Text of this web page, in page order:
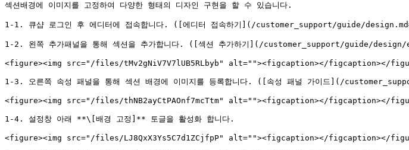
섹션배경에 이미지를 고정하여 다양한 형태의 디자인 구현을 할 수 있습니다.
1-1. 큐샵 로그인 후 에디터에 접속합니다. ([에디터 접속하기](/customer_support/guide/
1-2. 왼쪽 추가패널을 통해 섹션을 추가합니다. ([섹션 추가하기](/customer_support/guide/
<figure><img src="/files/tMv2gNiV7V7lUB5RLbyb" alt=""><figcaption></figcaption></
1-3. 오른쪽 속성 패널을 통해 섹션 배경에 이미지를 등록합니다. ([속성 패널 가이드](/
<figure><img src="/files/thNB2ayCtPAOnf7mcTtm" alt=""><figcaption></figcaption></
1-4. 설정창 아래 **\[배경 고정]** 토글을 활성화 합니다.
<figure><img src="/files/LJ8QxX3Ys5C7d1ZCjfpP" alt=""><figcaption></figcaption></